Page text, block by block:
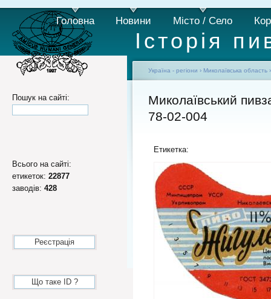
Історія
Головна Новини Місто / Село
Пошук на сайті:
Всього на сайті:
етикеток: 22877
заводів: 428
Реєстрація
Що таке ID ?
Україна - регіони › Миколаївська область
Миколаївський
78-02-004
Етикетка: